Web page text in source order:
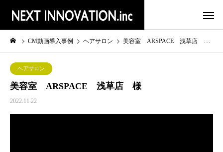
CM動画導入事例 ヘアサロン 美容室 ARSPACE 浅草店 様
ヘアサロン
美容室 ARSPACE 浅草店 様
2022.11.22